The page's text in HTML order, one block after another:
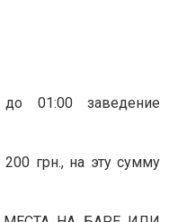
01:00 заведение
грн., на эту сумму